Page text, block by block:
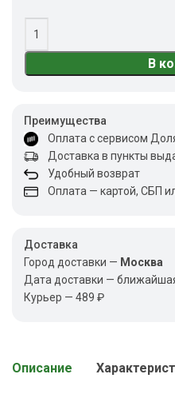
В
Преимущества
Оплата с сервисом
Доставка в пункты
Удобный возврат
Оплата — картой, СБП
Доставка
Город доставки — Москва
Дата доставки —
Курьер — 489 ₽
Описание